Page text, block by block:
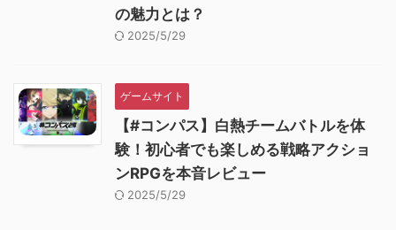
の魅力とは？
2025/5/29
ゲームサイト
【#コンパス】白熱チームバトルを体
験！初心者でも楽しめる戦略アクショ
ンRPGを本音レビュー
2025/5/29